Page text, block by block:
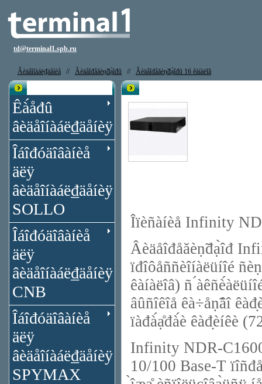
td@terminal1.spb.ru
Âèäåîíàáë₫äåíèå // Âèäåîđåăèṇ̃đạ̀îđû // Âèäåîđåăèṇ̃đạ̀îđû 16 êàíàëîâ
Êà́åđû
âèäåîíàáë₫äåíèÿ
Îáîđóäîâàíèå
äëÿ
âèäåîíàáë₫äåíèÿ
SOLLO
Îáîđóäîâàíèå
äëÿ
âèäåîíàáë₫äåíèÿ
CNB
Îáîđóäîâàíèå
äëÿ
âèäåîíàáë₫äåíèÿ
SPYMAX
Îïèñàíèå Infinity
Âèäåîđåăèṇ̃đạ̀îđ
ïđîôåññèîíàëüíîé
êàíàëîâ) ñ
âûñîêîå êà÷åṇ̃âî
ïàđà́ạ̊đà́è êàđ̣èíêè
Infinity NDR-
10/100 Base-T